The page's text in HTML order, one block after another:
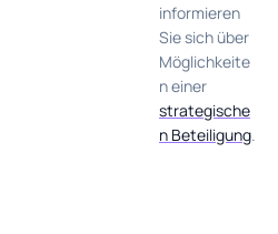
informieren
Sie sich über
Möglichkeite
n einer
strategische
n Beteiligung.